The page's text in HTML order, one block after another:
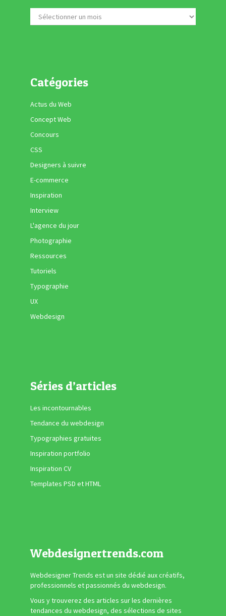
Catégories
Actus du Web
Concept Web
Concours
CSS
Designers à suivre
E-commerce
Inspiration
Interview
L'agence du jour
Photographie
Ressources
Tutoriels
Typographie
UX
Webdesign
Séries d’articles
Les incontournables
Tendance du webdesign
Typographies gratuites
Inspiration portfolio
Inspiration CV
Templates PSD et HTML
Webdesignertrends.com
Webdesigner Trends est un site dédié aux créatifs,
professionnels et passionnés du webdesign.
Vous y trouverez des articles sur les dernières
tendances du webdesign, des sélections de sites